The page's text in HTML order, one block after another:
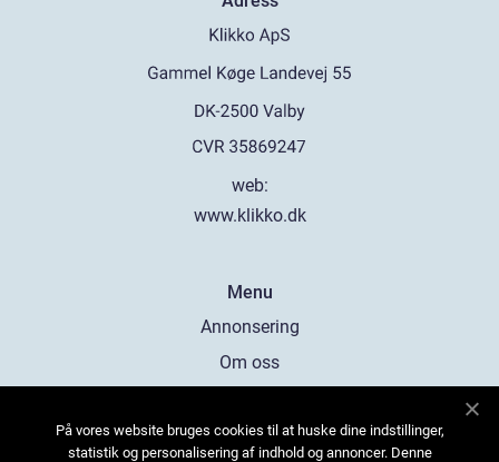
web:
www.klikko.dk
Menu
Annonsering
Om oss
Kontakta oss
På vores website bruges cookies til at huske dine indstillinger,
statistik og personalisering af indhold og annoncer. Denne